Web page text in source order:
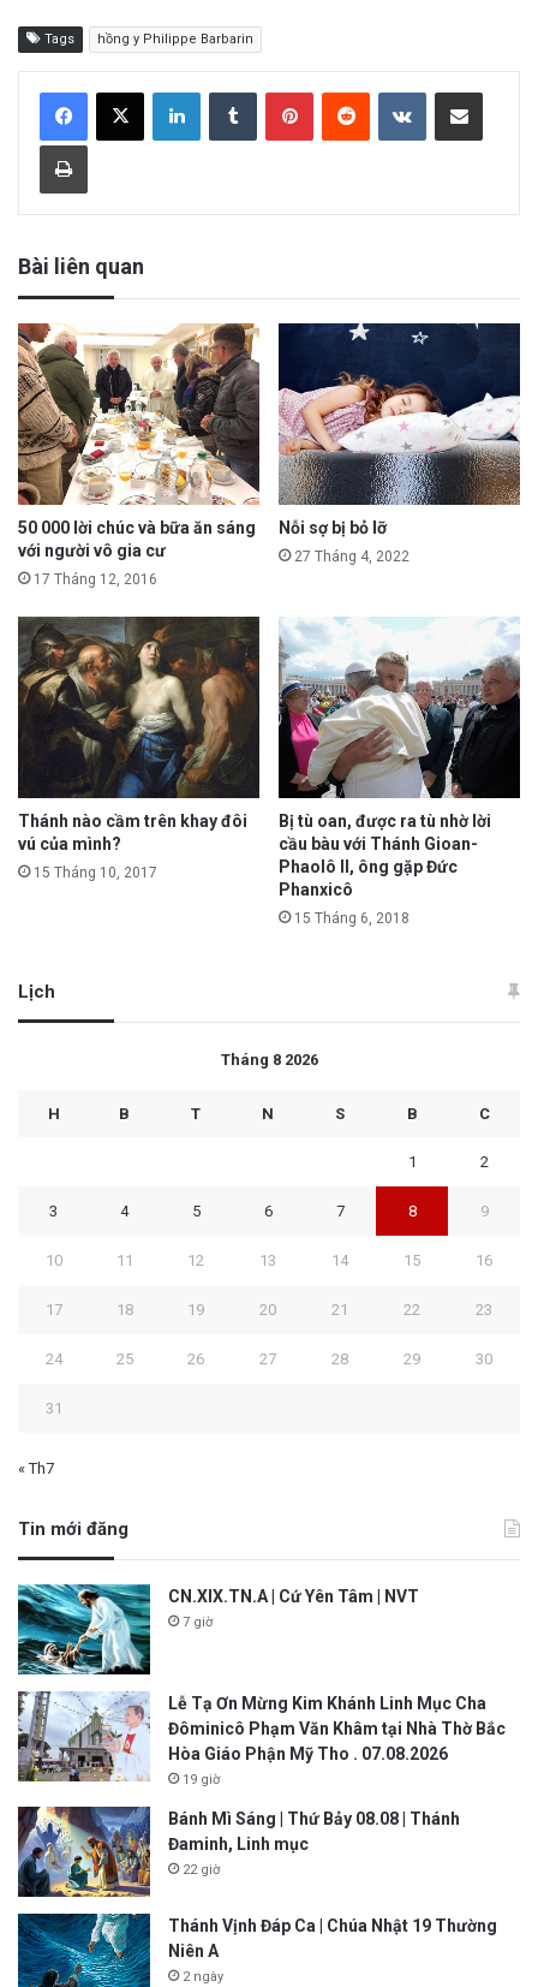
Tags hồng y Philippe Barbarin
Bài liên quan
50 000 lời chúc và bữa ăn sáng
với người vô gia cư
17 Tháng 12, 2016
Nỗi sợ bị bỏ lỡ
27 Tháng 4, 2022
Thánh nào cầm trên khay đôi
vú của mình?
15 Tháng 10, 2017
Bị tù oan, được ra tù nhờ lời
cầu bàu với Thánh Gioan-
Phaolô II, ông gặp Đức
Phanxicô
15 Tháng 6, 2018
Lịch
Tháng 8 2026
H B T N S B C
1 2
3 4 5 6 7 8 9
10 11 12 13 14 15 16
17 18 19 20 21 22 23
24 25 26 27 28 29 30
31
« Th7
Tin mới đăng
CN.XIX.TN.A | Cứ Yên Tâm | NVT
7 giờ
Lễ Tạ Ơn Mừng Kim Khánh Linh Mục Cha
Đôminicô Phạm Văn Khâm tại Nhà Thờ Bắc
Hòa Giáo Phận Mỹ Tho . 07.08.2026
19 giờ
Bánh Mì Sáng | Thứ Bảy 08.08 | Thánh
Đaminh, Linh mục
22 giờ
Thánh Vịnh Đáp Ca | Chúa Nhật 19 Thường
Niên A
2 ngày